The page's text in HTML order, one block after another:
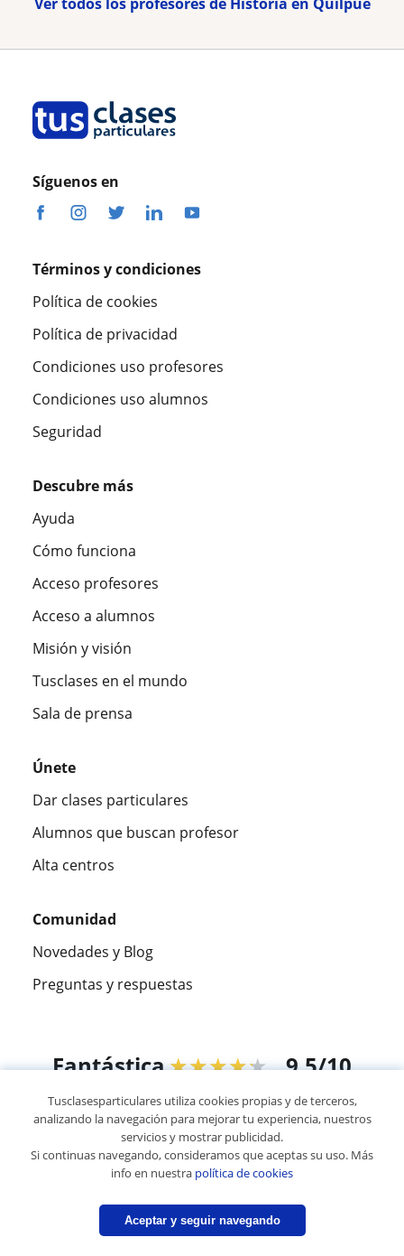
Síguenos en
Términos y condiciones
Política de cookies
Política de privacidad
Condiciones uso profesores
Condiciones uso alumnos
Seguridad
Descubre más
Ayuda
Cómo funciona
Acceso profesores
Acceso a alumnos
Misión y visión
Tusclases en el mundo
Sala de prensa
Únete
Dar clases particulares
Alumnos que buscan profesor
Alta centros
Comunidad
Novedades y Blog
Preguntas y respuestas
Fantástica★★★★★ 9,5/10
305915opiniones de alumnos
© 2007 - 2026 Tus clases particulares
Mapa web:Profesores particulares
Tusclasesparticulares utiliza cookies propias y de terceros,
analizando la navegación para mejorar tu experiencia, nuestros
servicios y mostrar publicidad.
Si continuas navegando, consideramos que aceptas su uso. Más
info en nuestra política de cookies
Aceptar y seguir navegando